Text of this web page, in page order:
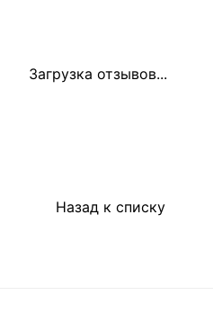
Загрузка отзывов...
Назад к списку